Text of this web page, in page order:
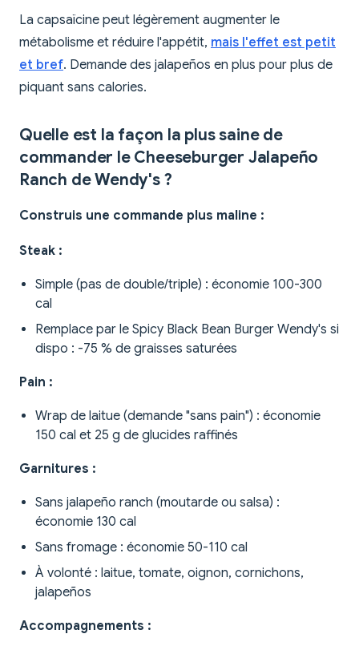
La capsaïcine peut légèrement augmenter le
métabolisme et réduire l'appétit, mais l'effet est petit
et bref. Demande des jalapeños en plus pour plus de
piquant sans calories.
Quelle est la façon la plus saine de
commander le Cheeseburger Jalapeño
Ranch de Wendy's ?
Construis une commande plus maline :
Steak :
Simple (pas de double/triple) : économie 100-300
cal
Remplace par le Spicy Black Bean Burger Wendy's si
dispo : -75 % de graisses saturées
Pain :
Wrap de laitue (demande "sans pain") : économie
150 cal et 25 g de glucides raffinés
Garnitures :
Sans jalapeño ranch (moutarde ou salsa) :
économie 130 cal
Sans fromage : économie 50-110 cal
À volonté : laitue, tomate, oignon, cornichons,
jalapeños
Accompagnements :